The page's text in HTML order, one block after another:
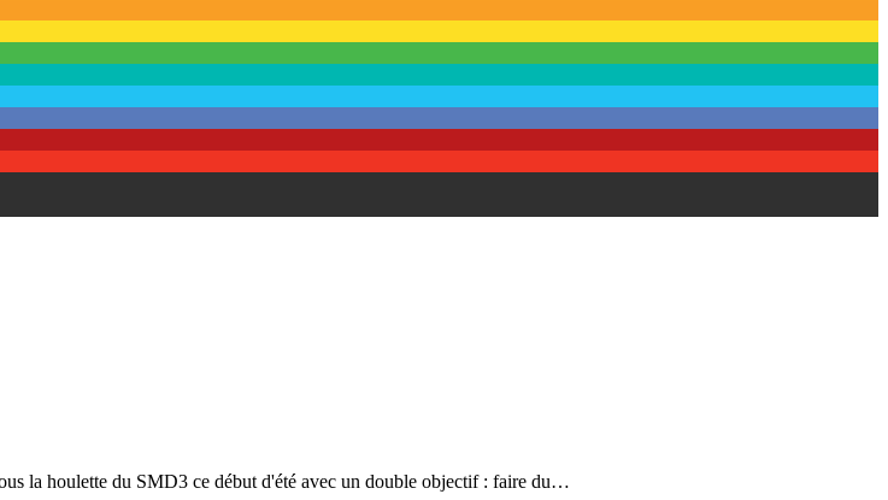
la houlette du SMD3 ce début d'été avec un double objectif : faire du…